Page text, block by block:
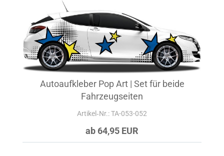
Autoaufkleber Pop Art | Set für beide
Fahrzeugseiten
Artikel‑Nr.: TA-053-052
ab 64,95 EUR